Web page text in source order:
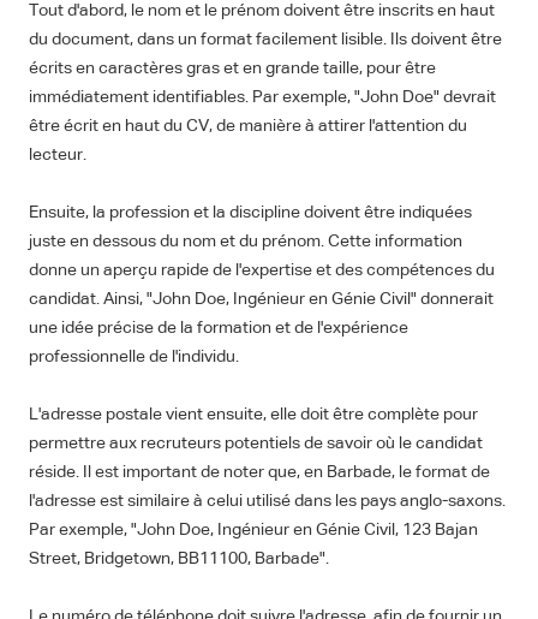
Tout d'abord, le nom et le prénom doivent être inscrits en haut
du document, dans un format facilement lisible. Ils doivent être
écrits en caractères gras et en grande taille, pour être
immédiatement identifiables. Par exemple, "John Doe" devrait
être écrit en haut du CV, de manière à attirer l'attention du
lecteur.
Ensuite, la profession et la discipline doivent être indiquées
juste en dessous du nom et du prénom. Cette information
donne un aperçu rapide de l'expertise et des compétences du
candidat. Ainsi, "John Doe, Ingénieur en Génie Civil" donnerait
une idée précise de la formation et de l'expérience
professionnelle de l'individu.
L'adresse postale vient ensuite, elle doit être complète pour
permettre aux recruteurs potentiels de savoir où le candidat
réside. Il est important de noter que, en Barbade, le format de
l'adresse est similaire à celui utilisé dans les pays anglo-saxons.
Par exemple, "John Doe, Ingénieur en Génie Civil, 123 Bajan
Street, Bridgetown, BB11100, Barbade".